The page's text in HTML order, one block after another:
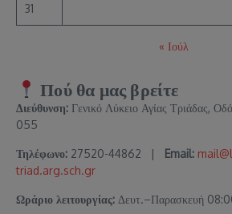
31
« Ιούλ
Πού θα μας βρείτε
Διεύθυνση: Γενικό Λύκειο Αγίας Τριάδας,
055
Τηλέφωνο: 27520-44862 | Email:
triad.arg.sch.gr
Ωράριο λειτουργίας: Δευτ.–Παρασκευή